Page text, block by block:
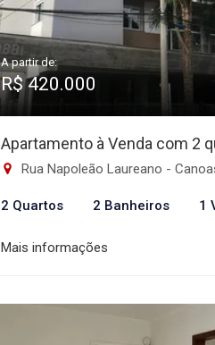
A partir de:
R$ 420.000
Apartamento à Venda com 2
Rua Napoleão Laureano - Canoas -
2 Quartos 2 Banheiros 1
Mais informações